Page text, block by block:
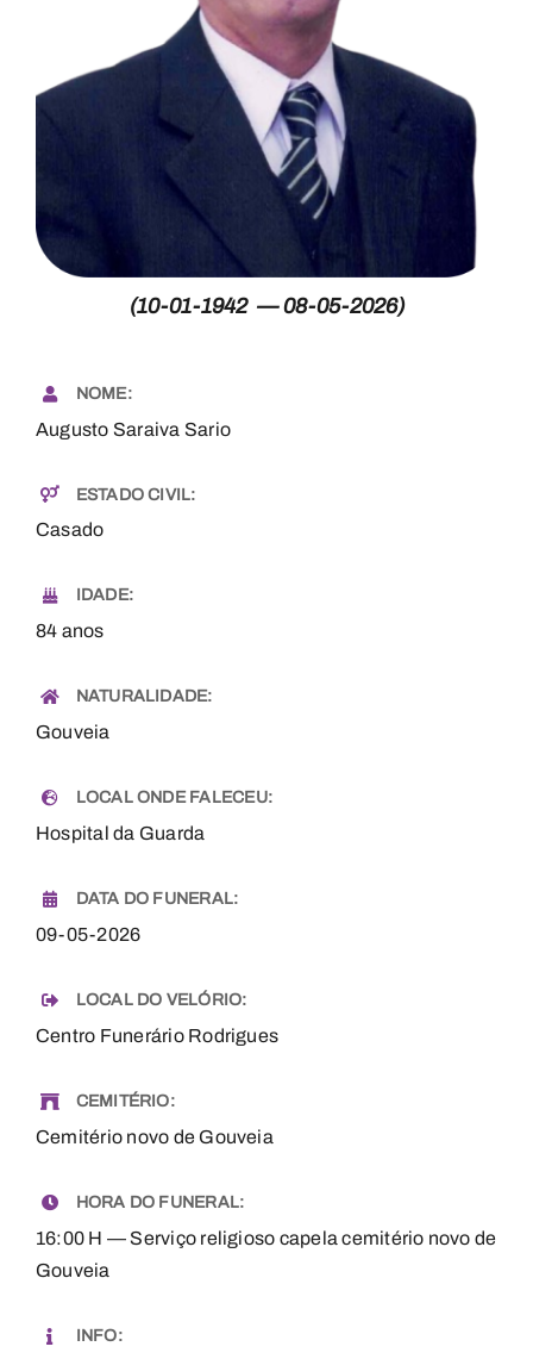
(10-01-1942 — 08-05-2026)
NOME:
Augusto Saraiva Sario
ESTADO CIVIL:
Casado
IDADE:
84 anos
NATURALIDADE:
Gouveia
LOCAL ONDE FALECEU:
Hospital da Guarda
DATA DO FUNERAL:
09-05-2026
LOCAL DO VELÓRIO:
Centro Funerário Rodrigues
CEMITÉRIO:
Cemitério novo de Gouveia
HORA DO FUNERAL:
16:00 H — Serviço religioso capela cemitério novo de
Gouveia
INFO: